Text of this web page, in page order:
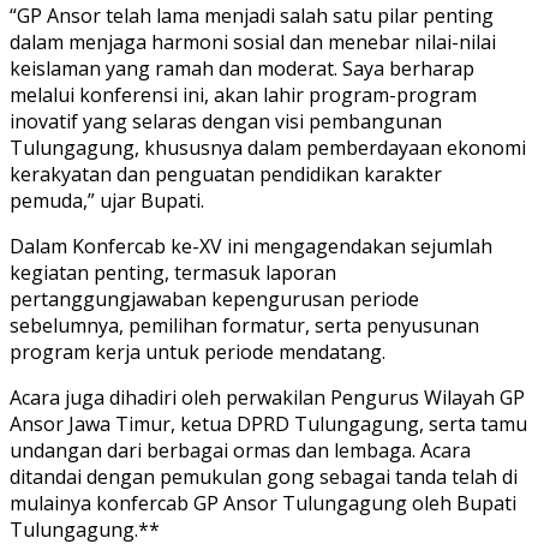
“GP Ansor telah lama menjadi salah satu pilar penting
dalam menjaga harmoni sosial dan menebar nilai-nilai
keislaman yang ramah dan moderat. Saya berharap
melalui konferensi ini, akan lahir program-program
inovatif yang selaras dengan visi pembangunan
Tulungagung, khususnya dalam pemberdayaan ekonomi
kerakyatan dan penguatan pendidikan karakter
pemuda,” ujar Bupati.
Dalam Konfercab ke-XV ini mengagendakan sejumlah
kegiatan penting, termasuk laporan
pertanggungjawaban kepengurusan periode
sebelumnya, pemilihan formatur, serta penyusunan
program kerja untuk periode mendatang.
Acara juga dihadiri oleh perwakilan Pengurus Wilayah GP
Ansor Jawa Timur, ketua DPRD Tulungagung, serta tamu
undangan dari berbagai ormas dan lembaga. Acara
ditandai dengan pemukulan gong sebagai tanda telah di
mulainya konfercab GP Ansor Tulungagung oleh Bupati
Tulungagung.**